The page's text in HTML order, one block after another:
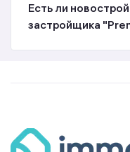
Есть ли
застройщика